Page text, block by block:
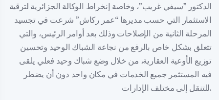
الدكتور ”سيفي غريب”، وخاصة إنخراط الوكالة الجزائرية لترقية
الاستثمار التي حسب مديرها “عمر ركاش” شرعت في تجسيد
المرحلة الثانية من الإصلاحات وذلك بعد أوامر الرئيس، والتي
تتعلق بشكل خاص بالرفع من نجاعة الشباك الوحيد وتحسين
توزيع الأوعية العقارية، من خلال وضع شباك وحيد فعلي يلقى
فيه المستثمر جميع الخدمات في مكان واحد دون أن يضطر
للتنقل إلى مختلف الإدارات.